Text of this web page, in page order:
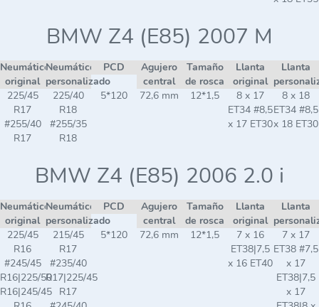
BMW Z4 (E85) 2007 M
Neumático
original
Neumático
personalizado
PCD
Agujero
central
Tamaño
de rosca
Llanta
original
Llanta
225/45
R17
#255/40
R17
225/40
R18
#255/35
R18
5*120 72,6 mm 12*1,5
8 x 17
ET34 #8,5
x 17 ET30
8 x 18
ET34 #8,5
x 18 ET30
BMW Z4 (E85) 2006 2.0 i
Neumático
original
Neumático
personalizado
PCD
Agujero
central
Tamaño
de rosca
Llanta
original
Llanta
225/45
R16
#245/45
R16|225/50
R16|245/45
215/45
R17
#235/40
R17|225/45
R17
5*120 72,6 mm 12*1,5
7 x 16
ET38|7,5
x 16 ET40
7 x 17
ET38 #7,5
x 17
ET38|7,5
x 17